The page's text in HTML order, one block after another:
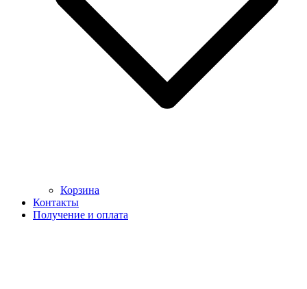
Корзина
Контакты
Получение и оплата